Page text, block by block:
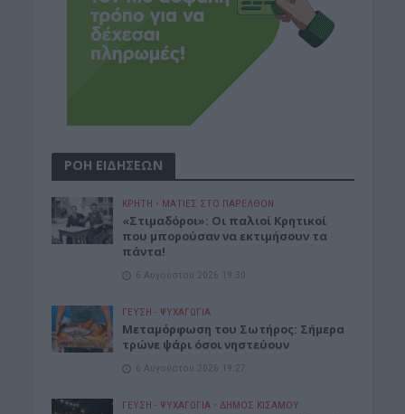
ΡΟΗ ΕΙΔΗΣΕΩΝ
ΚΡΗΤΗ • ΜΑΤΙΕΣ ΣΤΟ ΠΑΡΕΛΘΟΝ
«Στιμαδόροι»: Οι παλιοί Κρητικοί
που μπορούσαν να εκτιμήσουν τα
πάντα!
6 Αυγούστου 2026 19:30
ΓΕΎΣΗ - ΨΥΧΑΓΩΓΊΑ
Μεταμόρφωση του Σωτήρος: Σήμερα
τρώνε ψάρι όσοι νηστεύουν
6 Αυγούστου 2026 19:27
ΓΕΎΣΗ - ΨΥΧΑΓΩΓΊΑ • ΔΉΜΟΣ ΚΙΣΆΜΟΥ